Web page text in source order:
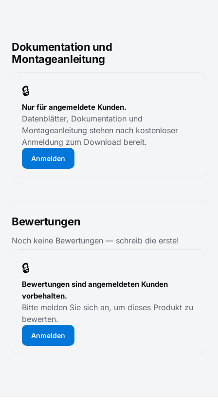
Dokumentation und
Montageanleitung
🔒
Nur für angemeldete Kunden.
Datenblätter, Dokumentation und
Montageanleitung stehen nach kostenloser
Anmeldung zum Download bereit.
Anmelden
Bewertungen
Noch keine Bewertungen — schreib die erste!
🔒
Bewertungen sind angemeldeten Kunden
vorbehalten.
Bitte melden Sie sich an, um dieses Produkt zu
bewerten.
Anmelden